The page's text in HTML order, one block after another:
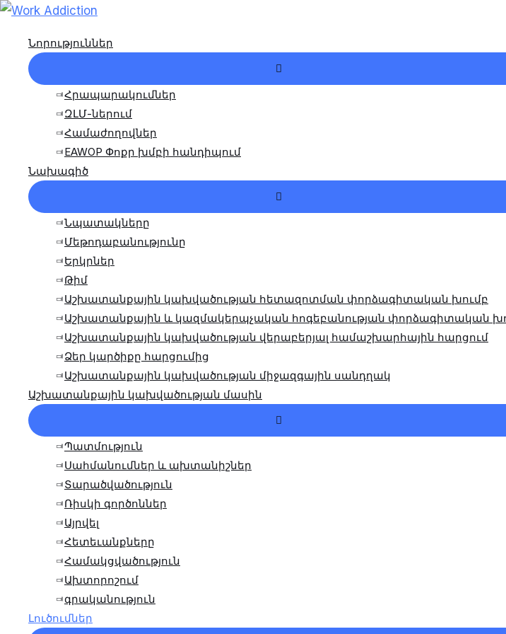
Անցնել
Նորություններ
Հրապարակումներ
ԶԼՄ-ներում
Համաժողովներ
EAWOP Փոքր խմբի հանդիպում
Նախագիծ
Նպատակները
Մեթոդաբանությունը
Երկրներ
Թիմ
Աշխատանքային կախվածության հետազոտման փորձագիտական խումբ
Աշխատանքային և կազմակերպչական հոգեբանության փորձագիտական
Աշխատանքային կախվածության վերաբերյալ համաշխարհային հարցում
Ձեր կարծիքը հարցումից
Աշխատանքային կախվածության միջազգային սանդղակ
Աշխատանքային կախվածության մասին
Պատմություն
Սահմանումներ և ախտանիշներ
Տարածվածություն
Ռիսկի գործոններ
Այրվել
Հետեւանքները
Համակցվածություն
Ախտորոշում
գրականություն
Լուծումներ